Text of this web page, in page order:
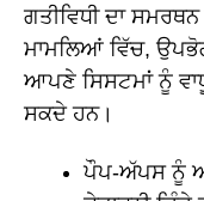
ਗਤੀਵਿਧੀ ਦਾ
ਮਾਮਲਿਆਂ ਵਿੱਚ,
ਆਪਣੇ ਸਿਸਟਮਾਂ ਨੂੰ
ਸਕਦੇ ਹਨ।
ਪੌਪ-ਅੱਪਸ ਨੂੰ